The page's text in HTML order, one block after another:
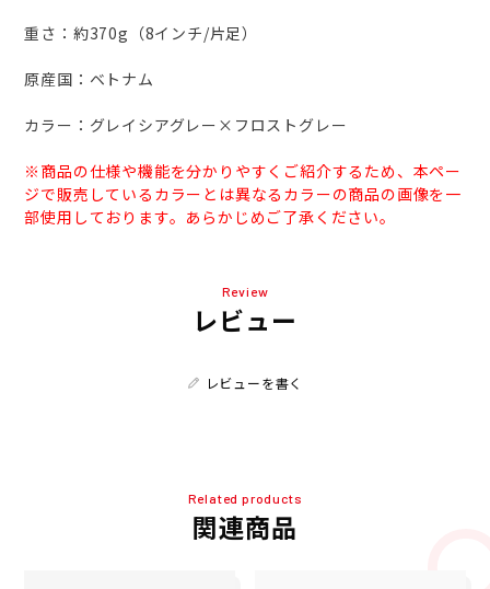
重さ：約370g（8インチ/片足）
原産国：ベトナム
カラー：グレイシアグレー×フロストグレー
※商品の仕様や機能を分かりやすくご紹介するため、本ペー
ジで販売しているカラーとは異なるカラーの商品の画像を一
部使用しております。あらかじめご了承ください。
Review
レビュー
レビューを書く
Related products
関連商品